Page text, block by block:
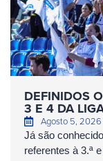
DEFINIDOS
3 E 4 DA
Agosto 5, 2026
Já são
referentes à 3.ª